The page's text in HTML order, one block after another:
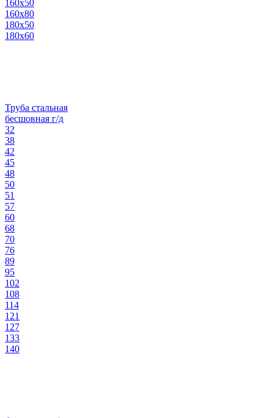
160х50
160х80
180х50
180х60
Труба стальная
бесшовная г/д
32
38
42
45
48
50
51
57
60
68
70
76
89
95
102
108
114
121
127
133
140